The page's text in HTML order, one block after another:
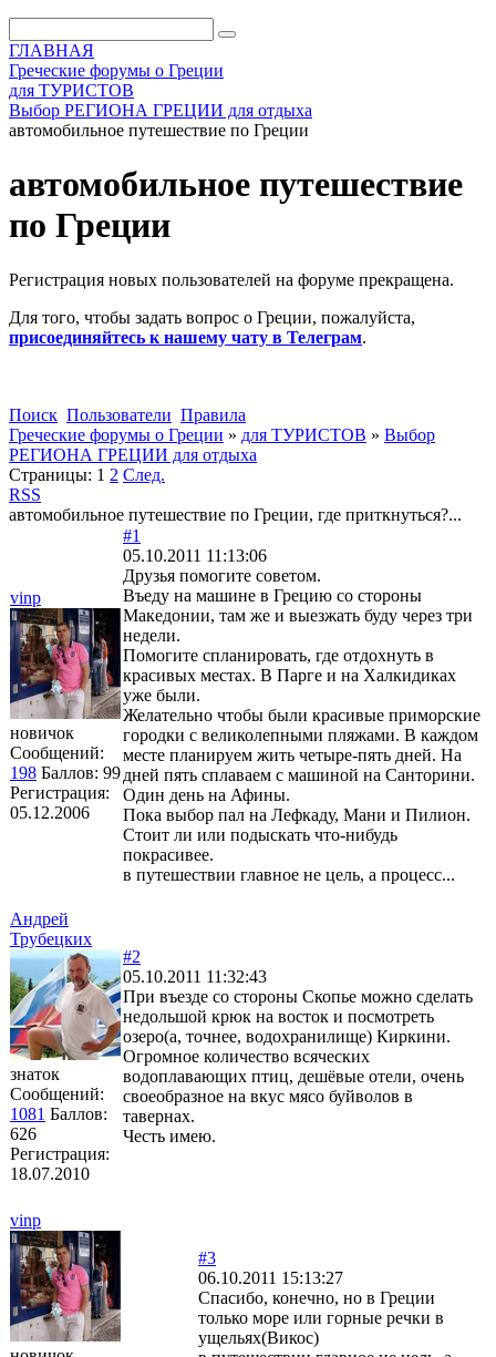
ГЛАВНАЯ
Греческие форумы о Греции
для ТУРИСТОВ
Выбор РЕГИОНА ГРЕЦИИ для отдыха
автомобильное путешествие по Греции
автомобильное путешествие
по Греции
Регистрация новых пользователей на форуме прекращена.
Для того, чтобы задать вопрос о Греции, пожалуйста,
присоединяйтесь к нашему чату в Телеграм.
Поиск Пользователи Правила
Греческие форумы о Греции » для ТУРИСТОВ » Выбор
РЕГИОНА ГРЕЦИИ для отдыха
Страницы: 1 2 След.
RSS
автомобильное путешествие по Греции, где приткнуться?...
vinp
новичок
Сообщений:
198 Баллов: 99
Регистрация:
05.12.2006
#1
05.10.2011 11:13:06
Друзья помогите советом.
Въеду на машине в Грецию со стороны
Македонии, там же и выезжать буду через три
недели.
Помогите спланировать, где отдохнуть в
красивых местах. В Парге и на Халкидиках
уже были.
Желательно чтобы были красивые приморские
городки с великолепными пляжами. В каждом
месте планируем жить четыре-пять дней. На
дней пять сплаваем с машиной на Санторини.
Один день на Афины.
Пока выбор пал на Лефкаду, Мани и Пилион.
Стоит ли или подыскать что-нибудь
покрасивее.
в путешествии главное не цель, а процесс...
Андрей
Трубецких
знаток
Сообщений:
1081 Баллов:
626
Регистрация:
18.07.2010
#2
05.10.2011 11:32:43
При въезде со стороны Скопье можно сделать
недольшой крюк на восток и посмотреть
озеро(а, точнее, водохранилище) Киркини.
Огромное количество всяческих
водоплавающих птиц, дешёвые отели, очень
своеобразное на вкус мясо буйволов в
тавернах.
Честь имею.
vinp
#3
06.10.2011 15:13:27
Спасибо, конечно, но в Греции
только море или горные речки в
ущельях(Викос)